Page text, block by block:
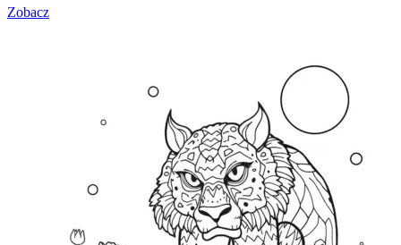
Zobacz